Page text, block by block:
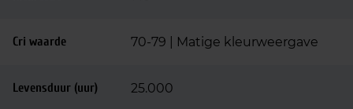
Cri waarde 70-79 | Matige kleurweergave
Levensduur (uur) 25.000